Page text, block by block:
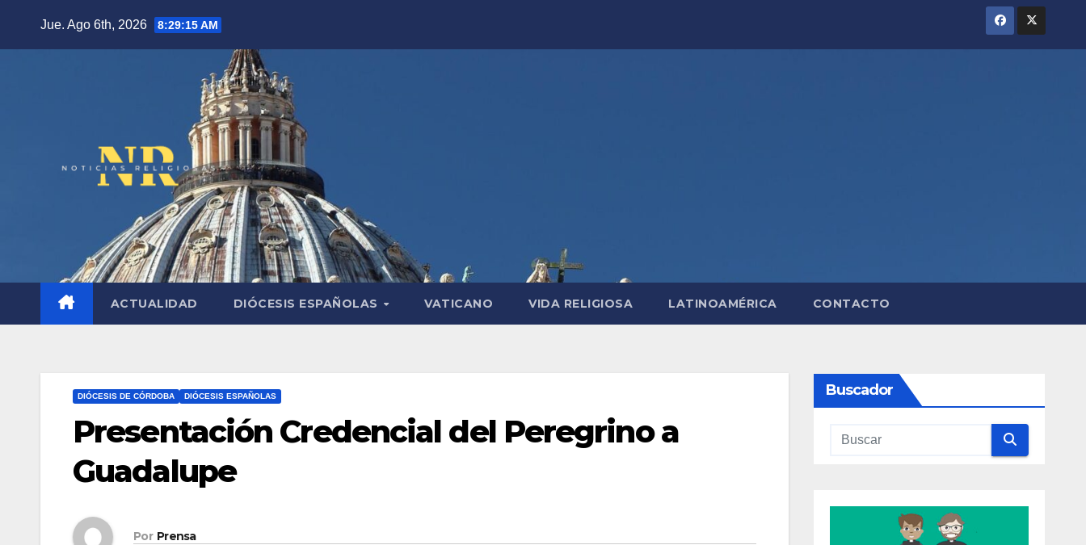
Jue. Ago 6th, 2026 8:29:17 AM
ACTUALIDAD DIÓCESIS ESPAÑOLAS VATICANO VIDA RELIGIOSA LATINOAMÉRICA CONTACTO
DIÓCESIS DE CÓRDOBA DIÓCESIS ESPAÑOLAS
Presentación Credencial del Peregrino a
Guadalupe
Por Prensa
Buscador